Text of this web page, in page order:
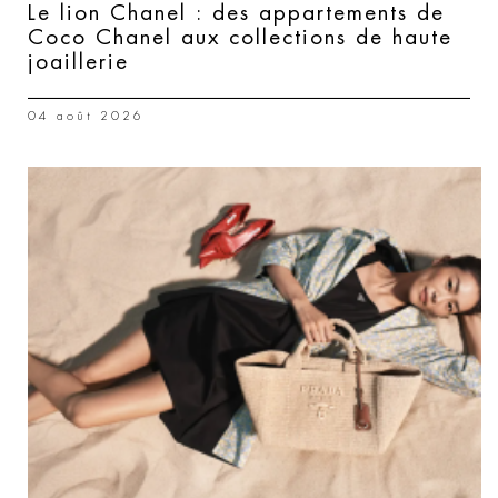
Le lion Chanel : des appartements de
Coco Chanel aux collections de haute
joaillerie
04 août 2026